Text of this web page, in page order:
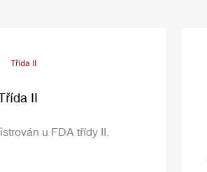
II
u FDA třídy II.